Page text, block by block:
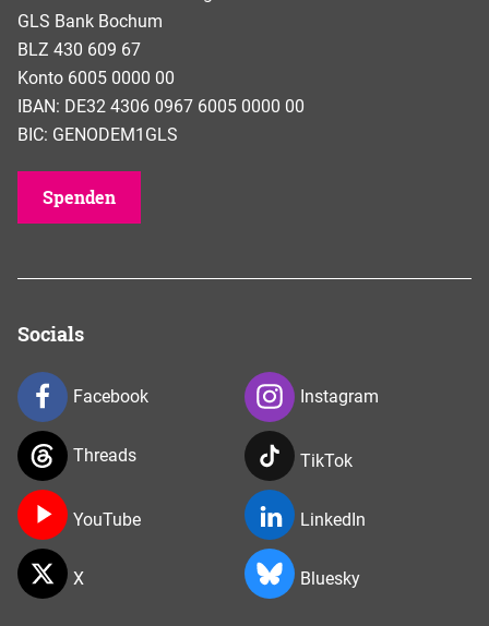
GLS Bank Bochum
BLZ 430 609 67
Konto 6005 0000 00
IBAN: DE32 4306 0967 6005 0000 00
BIC: GENODEM1GLS
Spenden
Socials
Facebook Instagram
Threads TikTok
YouTube LinkedIn
X Bluesky